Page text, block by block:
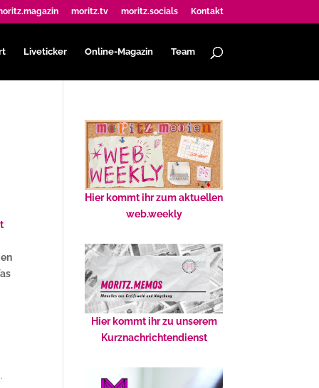
moritz.tv moritz.socials Kontakt
Liveticker Online-Magazin Team
Hier kommt ihr zum aktuellen
web.weekly
Hier kommt ihr zu unserem
Kurznachrichtendienst